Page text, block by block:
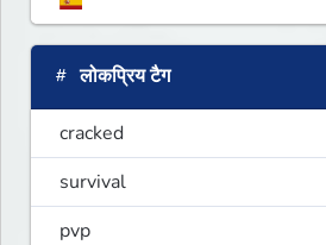
लोकप्रिय टैग
cracked
survival
pvp